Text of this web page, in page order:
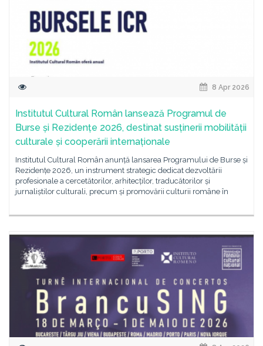
8 Apr 2026
Institutul Cultural Român lansează Programul de
Burse și Rezidențe 2026, destinat susținerii mobilității
culturale și cooperării internaționale
Institutul Cultural Român anunță lansarea Programului de Burse și
Rezidențe 2026, un instrument strategic dedicat dezvoltării
profesionale a cercetătorilor, arhitecților, traducătorilor și
jurnaliștilor culturali, precum și promovării culturii române în